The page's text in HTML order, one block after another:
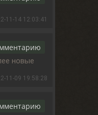
11-14 12:03:41
новые
11-09 19:58:28